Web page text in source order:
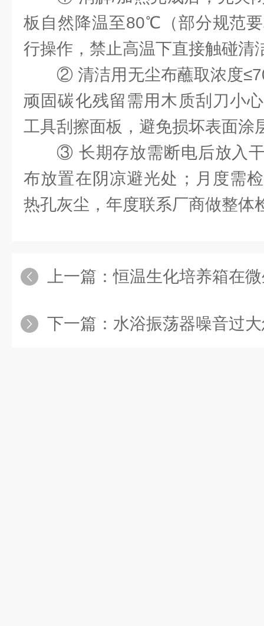
板自然降温至‌80℃（部分规范
行操作，禁止高温下直接触碰清
② 清洁用无尘布蘸取浓度
顽固碳化残留需用木质刮刀小
工具刮擦面板，避免损坏表面涂
③ 长期存放需断电后放入
布放置在阴凉避光处；月度需
热孔灰尘，年度联系厂商做整体
上一篇：恒温生化培养箱在微生物检
下一篇： 水浴振荡器噪音过大怎么办